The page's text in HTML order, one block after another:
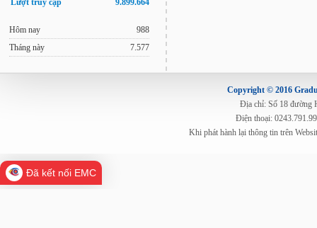
Hôm nay
Tháng này
988
7.577
Copyright © 2016
Địa chỉ: Số 18 đường
Điện thoại:
Khi phát hành lại thông tin trên
Đã kết nối EMC